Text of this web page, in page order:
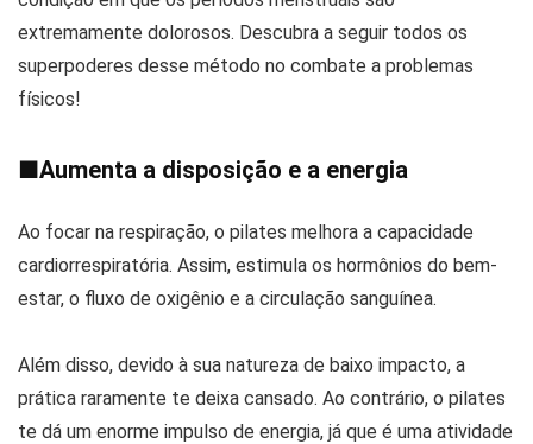
extremamente dolorosos. Descubra a seguir todos os
superpoderes desse método no combate a problemas
físicos!
■Aumenta a disposição e a energia
Ao focar na respiração, o pilates melhora a capacidade
cardiorrespiratória. Assim, estimula os hormônios do bem-
estar, o fluxo de oxigênio e a circulação sanguínea.
Além disso, devido à sua natureza de baixo impacto, a
prática raramente te deixa cansado. Ao contrário, o pilates
te dá um enorme impulso de energia, já que é uma atividade